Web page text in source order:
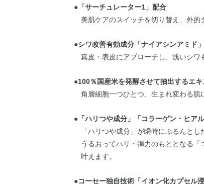
●「サーチュレーター1」配合
美肌ケアのスイッチを切り替え、外的
●シワ改善有効成分「ナイアシンアミド
真皮・表皮にアプローチし、浅いシワ
●100％国産米を発酵させて抽出するエ
角層細胞一つひとつ、生まれ変わる肌
●「ハリつや成分」「コラーゲン・ヒア
「ハリつや成分」が瞬時にぷるんとし
うるおってハリ・弾力のもととなる
叶えます。
●コーセー独自技術「イオン化カプセル